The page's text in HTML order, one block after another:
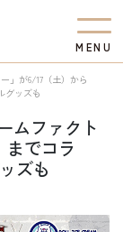
M EN U
」が6/17（土）から
グッズも
ムファクト
までコラ
ズも